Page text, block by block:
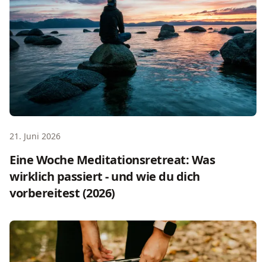
21. Juni 2026
Eine Woche Meditationsretreat: Was
wirklich passiert - und wie du dich
vorbereitest (2026)
Spirituelle Retreat Themen: Welcher Fokus passt dir?